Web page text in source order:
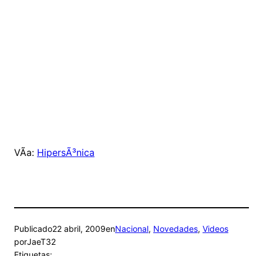
VÃ­a: HipersÃ³nica
Publicado22 abril, 2009enNacional, Novedades, Videos
porJaeT32